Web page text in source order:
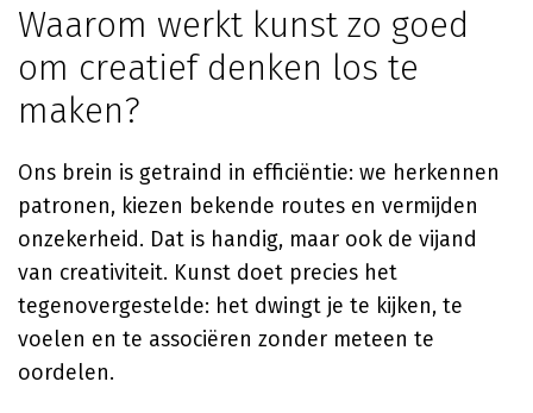
Waarom werkt kunst zo goed
om creatief denken los te
maken?
Ons brein is getraind in efficiëntie: we herkennen
patronen, kiezen bekende routes en vermijden
onzekerheid. Dat is handig, maar ook de vijand
van creativiteit. Kunst doet precies het
tegenovergestelde: het dwingt je te kijken, te
voelen en te associëren zonder meteen te
oordelen.